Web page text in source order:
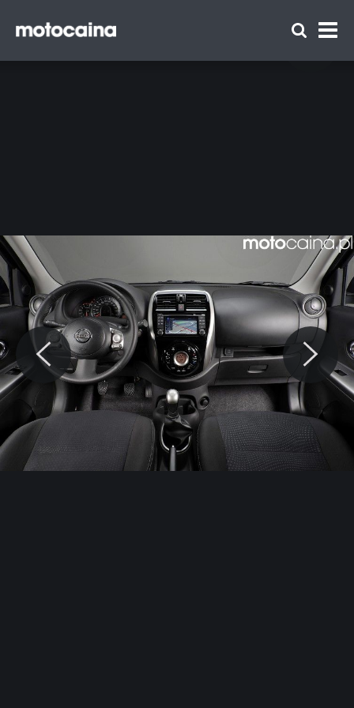
Odmłodzony Nissan Micra - zdjęcie 9
Polityka prywatności
Reklama
Kontakt
© Motocaina.pl All rights reserved.